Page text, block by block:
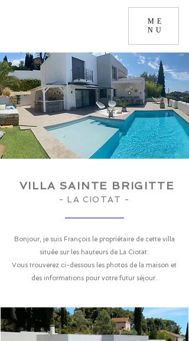
ME
NU
VILLA SAINTE BRIGITTE
- LA CIOTAT -
Bonjour, je suis François le propriétaire de cette villa
située sur les hauteurs de La Ciotat.
Vous trouverez ci-dessous les photos de la maison et
des informations pour votre futur séjour.